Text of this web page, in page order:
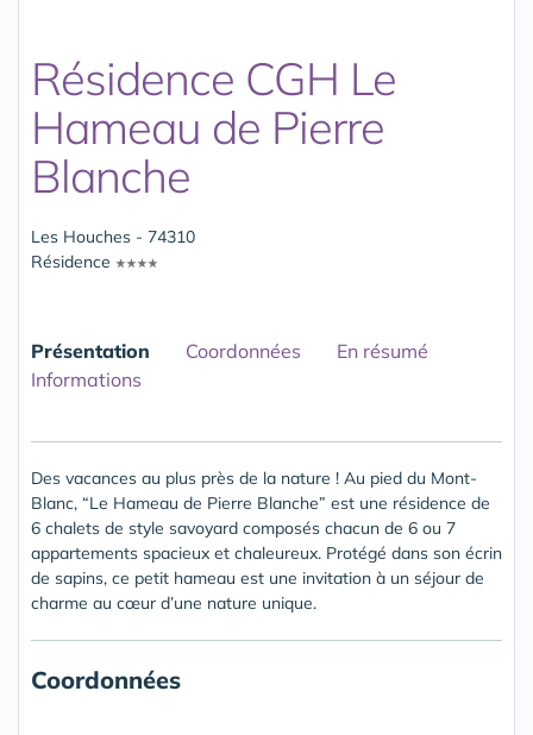
Résidence CGH Le
Hameau de Pierre
Blanche
Les Houches - 74310
Résidence
Présentation Coordonnées
En résumé
Informations
Des vacances au plus près de la nature ! Au pied du Mont-
Blanc, “Le Hameau de Pierre Blanche” est une résidence de
6 chalets de style savoyard composés chacun de 6 ou 7
appartements spacieux et chaleureux. Protégé dans son écrin
de sapins, ce petit hameau est une invitation à un séjour de
charme au cœur d’une nature unique.
Coordonnées